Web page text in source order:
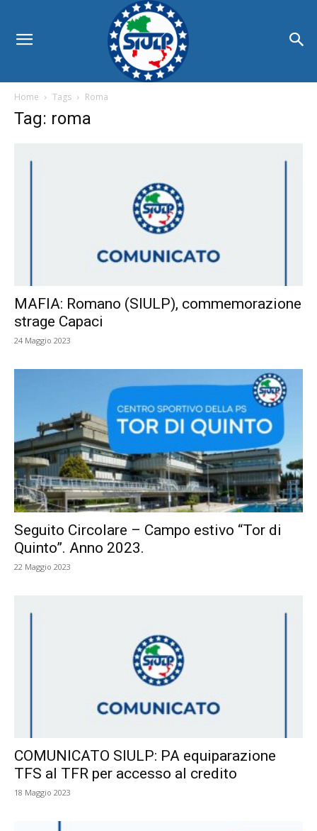
Home Tags Roma
Tag: roma
MAFIA: Romano (SIULP), commemorazione
strage Capaci
24 Maggio 2023
Seguito Circolare – Campo estivo “Tor di
Quinto”. Anno 2023.
22 Maggio 2023
COMUNICATO SIULP: PA equiparazione
TFS al TFR per accesso al credito
18 Maggio 2023